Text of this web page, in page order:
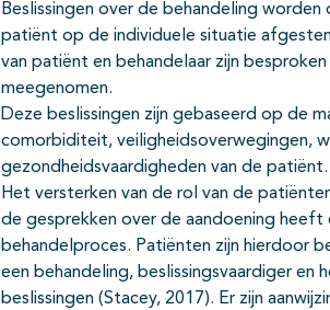
Beslissingen over de behandeling
patiënt op de individuele situatie
van patiënt en behandelaar zijn
meegenomen.
Deze beslissingen zijn gebaseerd op de
comorbiditeit, veiligheidsoverwegingen,
gezondheidsvaardigheden van de patiënt.
Het versterken van de rol van de
de gesprekken over de aandoening heeft
behandelproces. Patiënten zijn hierdoor
een behandeling, beslissingsvaardiger
beslissingen (Stacey, 2017). Er zijn